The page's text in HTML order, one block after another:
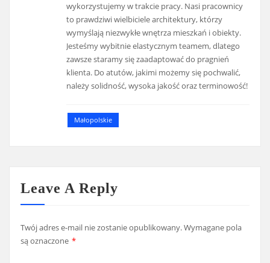
wykorzystujemy w trakcie pracy. Nasi pracownicy
to prawdziwi wielbiciele architektury, którzy
wymyślają niezwykłe wnętrza mieszkań i obiekty.
Jesteśmy wybitnie elastycznym teamem, dlatego
zawsze staramy się zaadaptować do pragnień
klienta. Do atutów, jakimi możemy się pochwalić,
należy solidność, wysoka jakość oraz terminowość!
Małopolskie
Leave A Reply
Twój adres e-mail nie zostanie opublikowany.Wymagane pola
są oznaczone *